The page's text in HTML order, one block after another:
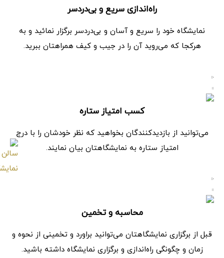
راه‌اندازی سریع و بی‌دردسر
نمایشگاه خود را سریع و آسان و بی‌دردسر برگزار نمائید و به
هرکجا که می‌روید آن را در جیب و کیف همراهتان ببرید.
کسب امتیاز ستاره
می‌توانید از بازدیدکنندگان بخواهید که نظر خودشان را با درج
امتیاز ستاره به نمایشگاهتان بیان نمایند.
محاسبه و تخمین
قبل از برگزاری نمایشگاهتان می‌توانید براورد و تخمینی از نحوه و
زمان و چگونگی راه‌اندازی و برگزاری نمایشگاه داشته باشید.